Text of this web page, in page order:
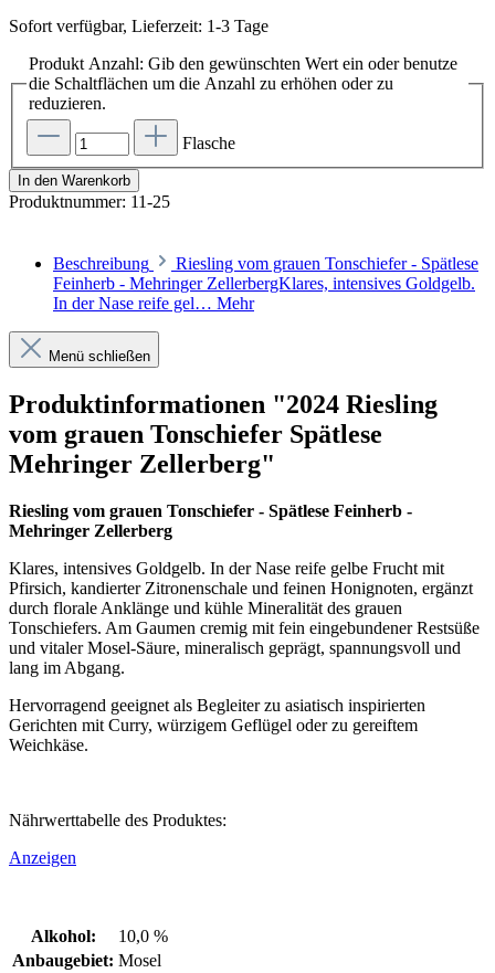
Sofort verfügbar, Lieferzeit: 1-3 Tage
Produkt Anzahl: Gib den gewünschten Wert ein oder benutze
die Schaltflächen um die Anzahl zu erhöhen oder zu
reduzieren.
Flasche
In den Warenkorb
Produktnummer: 11-25
Beschreibung
Riesling vom grauen Tonschiefer - Spätlese
Feinherb - Mehringer ZellerbergKlares, intensives Goldgelb.
In der Nase reife gel… Mehr
Menü schließen
Produktinformationen "2024 Riesling
vom grauen Tonschiefer Spätlese
Mehringer Zellerberg"
Riesling vom grauen Tonschiefer - Spätlese Feinherb -
Mehringer Zellerberg
Klares, intensives Goldgelb. In der Nase reife gelbe Frucht mit
Pfirsich, kandierter Zitronenschale und feinen Honignoten, ergänzt
durch florale Anklänge und kühle Mineralität des grauen
Tonschiefers. Am Gaumen cremig mit fein eingebundener Restsüße
und vitaler Mosel-Säure, mineralisch geprägt, spannungsvoll und
lang im Abgang.
Hervorragend geeignet als Begleiter zu asiatisch inspirierten
Gerichten mit Curry, würzigem Geflügel oder zu gereiftem
Weichkäse.
Nährwerttabelle des Produktes:
Anzeigen
Alkohol:
10,0 %
Anbaugebiet: Mosel